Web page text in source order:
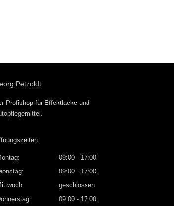
Petzoldt
Profishop für Effektlackeund
.
09:00 - 17:00
09:00 - 17:00
geschlossen
09:00 - 17:00